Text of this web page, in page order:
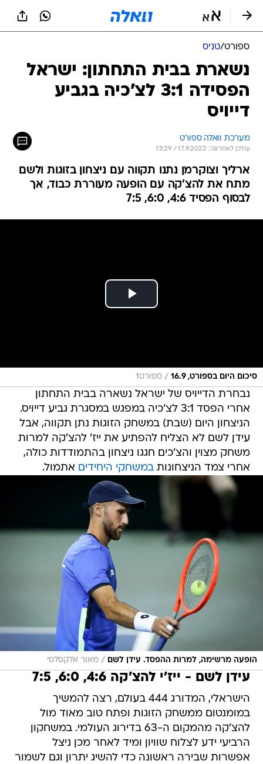
ספורט/טניס
נשארת בבית התחתון: ישראל
הפסידה 3:1 לצ'כיה בגביע
דייויס
מערכת וואלה ספורט
עודכן לאחרונה: 17.9.2022 / 13:29
ארליך וצוקרמן נתנו תקווה עם ניצחון בזוגות ולשם
מתח את להצ'קה עם הופעה מעוררת כבוד, אך
לבסוף הפסיד 4:6, 6:0, 7:5
סיכום היום בספורט, 16.9 / ספורט1
נבחרת הדייויס של ישראל נשארה בבית התחתון
אחרי הפסד 3:1 לצ'כיה במפגש במסגרת גביע דייויס.
הניצחון היום (שבת) במשחק הזוגות נתן תקווה, אבל
עידן לשם לא הצליח להפתיע את ייז' להצ'קה למרות
משחק מצוין והצ'כים חגגו ניצחון בהתמודדות כולה,
אחרי צמד הניצחונותבמשחקי היחידים אתמול.
הופעה מרשימה, למרות ההפסד. עידן לשם / מאור אלקסלסי
עידן לשם - ייז'י להצ'קה 4:6, 6:0, 7:5
הישראלי, המדורג 444 בעולם, רצה להמשיך
במומנטום ממשחק הזוגות ופתח טוב מאוד מול
להצ'קה מהמקום ה-63 בדירוג העולמי. במשחקון
הרביעי ידע לצלוח שוויון ומיד לאחר מכן ניצל
אפשרות שבירה ראשונה כדי להשיג יתרון וגם לשמור